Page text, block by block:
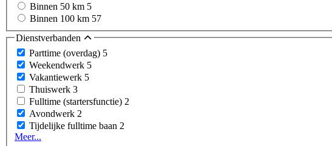
Binnen 50 km 5
Binnen 100 km 57
Dienstverbanden
Parttime (overdag) 5
Weekendwerk 5
Vakantiewerk 5
Thuiswerk 3
Fulltime (startersfunctie) 2
Avondwerk 2
Tijdelijke fulltime baan 2
Meer...